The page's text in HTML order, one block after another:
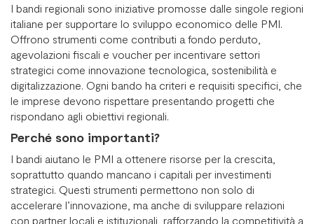
I bandi regionali sono iniziative promosse dalle singole regioni
italiane per supportare lo sviluppo economico delle PMI.
Offrono strumenti come contributi a fondo perduto,
agevolazioni fiscali e voucher per incentivare settori
strategici come innovazione tecnologica, sostenibilità e
digitalizzazione. Ogni bando ha criteri e requisiti specifici, che
le imprese devono rispettare presentando progetti che
rispondano agli obiettivi regionali.
Perché sono importanti?
I bandi aiutano le PMI a ottenere risorse per la crescita,
soprattutto quando mancano i capitali per investimenti
strategici. Questi strumenti permettono non solo di
accelerare l’innovazione, ma anche di sviluppare relazioni
con partner locali e istituzionali, rafforzando la competitività a